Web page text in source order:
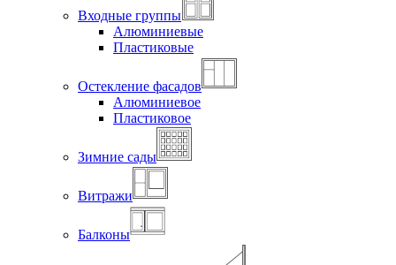
Входные группы
Алюминиевые
Пластиковые
Остекление фасадов
Алюминиевое
Пластиковое
Зимние сады
Витражи
Балконы